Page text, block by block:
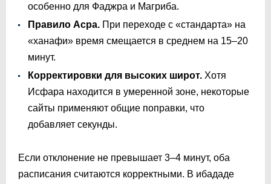
особенно для Фаджра и Магриба.
Правило Асра. При переходе с «стандарта» на
«ханафи» время смещается в среднем на 15–20
минут.
Корректировки для высоких широт. Хотя
Исфара находится в умеренной зоне, некоторые
сайты применяют общие поправки, что
добавляет секунды.
Если отклонение не превышает 3–4 минут, оба
расписания считаются корректными. В ибададе